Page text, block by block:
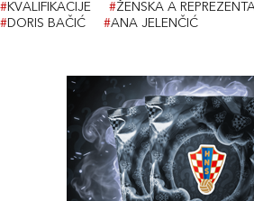
#KVALIFIKACIJE #ŽENSKA A
#DORIS BAČIĆ #ANA JELENČIĆ